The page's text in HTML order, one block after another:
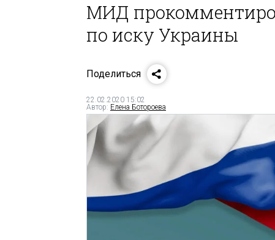
МИД
по иску Украины
Поделиться
22.02.2020 15:02
Автор: Елена Ботороева